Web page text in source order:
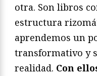
otra. Son libros
estructura
aprendemos un
transformativo y
realidad. Con